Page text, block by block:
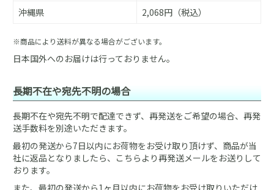
沖縄県
2,068円（税込）
※商品により送料が異なる場合がございます。
日本国外へのお届けは行っておりません。
長期不在や宛先不明の場合
長期不在や宛先不明で配達できず、再発送をご希望の場合、再発
送手数料を別途いただきます。
最初の発送から7日以内にお荷物をお受け取り頂けず、商品が当
社に返品となりましたら、こちらより再発送メールをお送りして
おります。
また、最初の発送から1ヶ月以内にお荷物をお受け取りいただけ